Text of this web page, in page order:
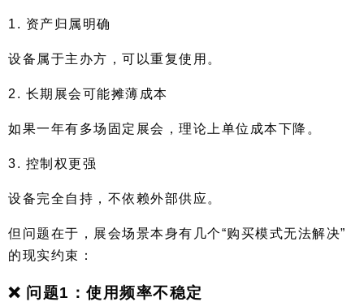
1. 资产归属明确
设备属于主办方，可以重复使用。
2. 长期展会可能摊薄成本
如果一年有多场固定展会，理论上单位成本下降。
3. 控制权更强
设备完全自持，不依赖外部供应。
但问题在于，展会场景本身有几个“购买模式无法解决”
的现实约束：
❌ 问题1：使用频率不稳定